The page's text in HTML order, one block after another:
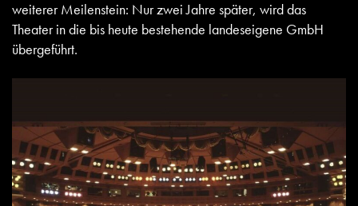
weiterer Meilenstein: Nur zwei Jahre später, wird das
Theater in die bis heute bestehende landeseigene GmbH
übergeführt.